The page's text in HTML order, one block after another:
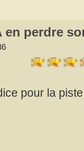
en perdre
pour la